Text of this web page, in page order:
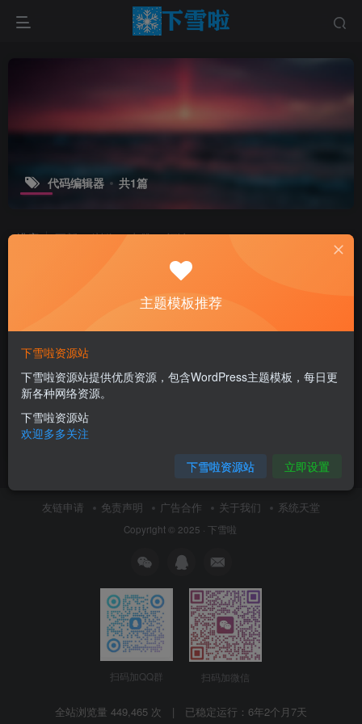
代码编辑器 共1篇
排序 更新 浏览 点赞 评论
Atom一款开源好用的代码编辑
器
工具分享
12月22日 11:29
友链申请 免责声明 广告合作 关于我们 系统天堂
Copyright © 2025 · 下雪啦
扫码加QQ群 扫码加微信
全站浏览量 449,465 次 | 已稳定运行： 6年2个月7天
主题模板推荐
下雪啦资源站
下雪啦资源站提供优质资源，包含WordPress主题模板，每日更
新各种网络资源。
下雪啦资源站
欢迎多多关注
下雪啦资源站 立即设置